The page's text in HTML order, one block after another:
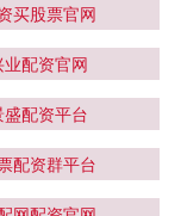
买股票官网
业配资官网
盛配资平台
配资群平台